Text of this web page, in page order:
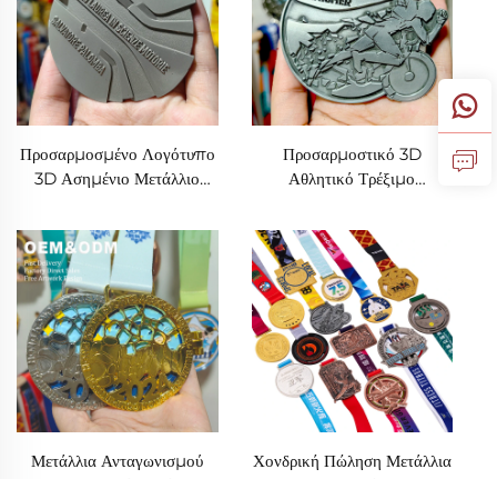
Προσαρμοσμένο Λογότυπο
3D Ασημένιο Μετάλλιο
Μαραθωνίους
Διασκεδαστικό Τρέξιμο
Μεταλλικά Μετάλλια με
Κορδόνι
Προσαρμοστικό 3D
Αθλητικό Τρέξιμο
Ασημένιο Κράμα
Ψευδαργύρου Μεταλλικά
Μετάλλια με Κορδόνι
Μετάλλια Ανταγωνισμού
Χονδρική Πώληση Μετάλλια